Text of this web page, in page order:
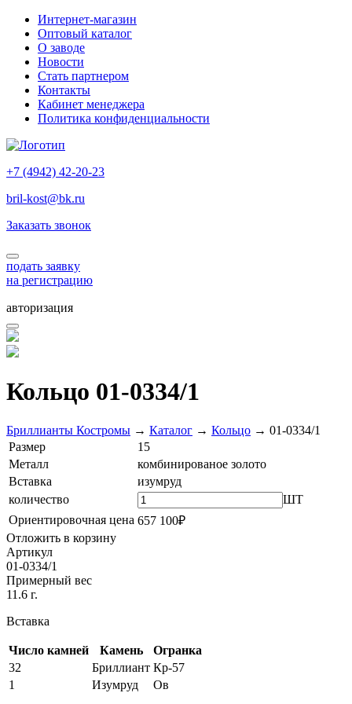
Интернет-магазин
Оптовый каталог
О заводе
Новости
Стать партнером
Контакты
Кабинет менеджера
Политика конфиденциальности
+7 (4942) 42-20-23
bril-kost@bk.ru
Заказать звонок
подать заявку
на регистрацию
авторизация
Кольцо 01-0334/1
Бриллианты Костромы → Каталог → Кольцо → 01-0334/1
Размер
15
Металл
комбинированое золото
Вставка
изумруд
количество
ШТ
Ориентировочная цена 657 100₽
Отложить в корзину
Артикул
01-0334/1
Примерный вес
11.6 г.
Вставка
Число камней Камень
Огранка
32
Бриллиант Кр-57
1
Изумруд Ов